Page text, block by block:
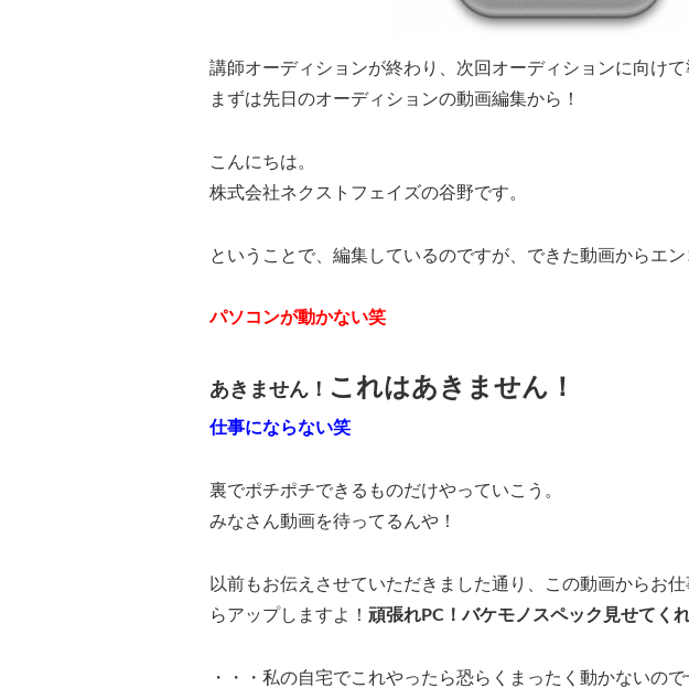
講師オーディションが終わり、次回オーディションに向けて
まずは先日のオーディションの動画編集から！
こんにちは。
株式会社ネクストフェイズの谷野です。
ということで、編集しているのですが、できた動画からエン
パソコンが動かない笑
あきません！ これはあきません！
仕事にならない笑
裏でポチポチできるものだけやっていこう。
みなさん動画を待ってるんや！
以前もお伝えさせていただきました通り、この動画からお
らアップしますよ！ 頑張れPC！バケモノスペック見せてくれ
・・・私の自宅でこれやったら恐らくまったく動かないの